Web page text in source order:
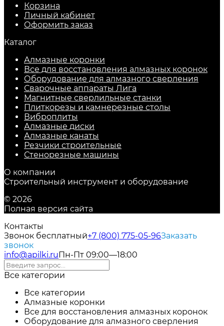
Корзина
Личный кабинет
Оформить заказ
Каталог
Алмазные коронки
Все для восстановления алмазных коронок
Оборудование для алмазного сверления
Сварочные аппараты Лига
Магнитные сверлильные станки
Плиткорезы и камнерезные столы
Виброплиты
Алмазные диски
Алмазные канаты
Резчики строительные
Стенорезные машины
О компании
Строительный инструмент и оборудование
© 2026
Полная версия сайта
Контакты
Звонок бесплатный+7 (800) 775-05-96Заказать
звонок
info@apilki.ruПн-Пт 09:00—18:00
Все категории
Все категории
Алмазные коронки
Все для восстановления алмазных коронок
Оборудование для алмазного сверления